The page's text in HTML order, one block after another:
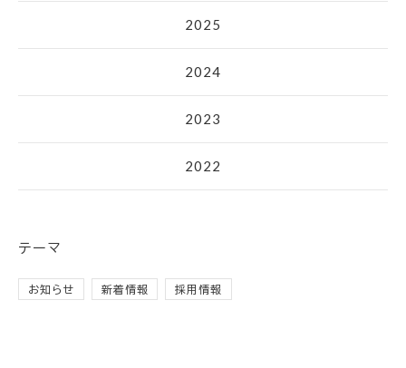
2025
2024
2023
2022
テーマ
お知らせ 新着情報 採用情報